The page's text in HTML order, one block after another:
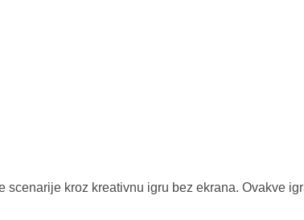
kroz kreativnu igru bez ekrana. Ovakve